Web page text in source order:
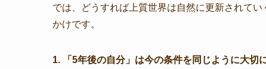
では、どうすれば上質世界は自然に更新されて
かけです。
1. 「5年後の自分」は今の条件を同じように大切